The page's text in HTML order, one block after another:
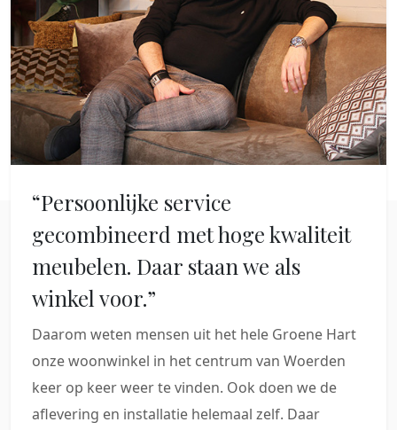
“Persoonlijke service
gecombineerd met hoge kwaliteit
meubelen. Daar staan we als
winkel voor.”
Daarom weten mensen uit het hele Groene Hart
onze woonwinkel in het centrum van Woerden
keer op keer weer te vinden. Ook doen we de
aflevering en installatie helemaal zelf. Daar